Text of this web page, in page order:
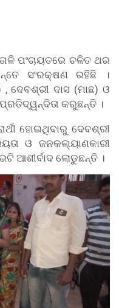
ପଂଚାୟତରେ ଚଳିତ ଥର
ସଂରକ୍ଷଣ ରହିଛି ।
ଦେବଶ୍ରୀ ଦାସ (ମାଛ) ଓ
ପ୍ରତିଦ୍ୱନ୍ଦିତା କରୁଛନ୍ତି ।
ହୋଇଥିବାରୁ ଦେବଶ୍ରୀ
ଓ ଜନକଲ୍ୟାଣକାରୀ
ଆଶୀର୍ବାଦ ଲୋଡୁଛନ୍ତି ।